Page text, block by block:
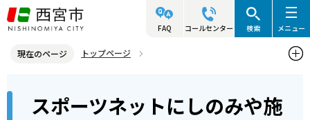
こ
の
ジ
FAQ コールセンター 検索 メニュー
現在のページ
トップページ
スポーツネットにしのみや
スポーツネットにしのみや施設案内
スポーツネットにしのみや施